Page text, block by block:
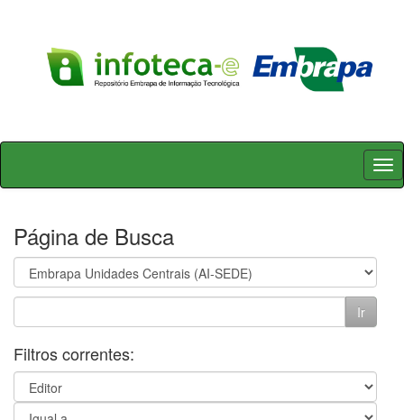
Skip
Página de Busca
Filtros correntes: